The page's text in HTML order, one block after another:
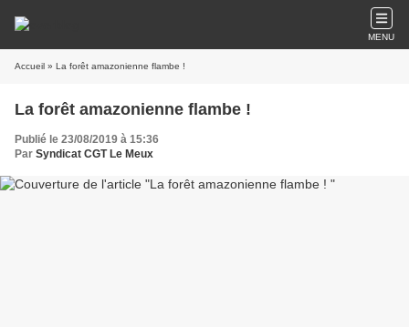
MENU
Accueil » La forêt amazonienne flambe !
La forêt amazonienne flambe !
Publié le 23/08/2019 à 15:36
Par Syndicat CGT Le Meux